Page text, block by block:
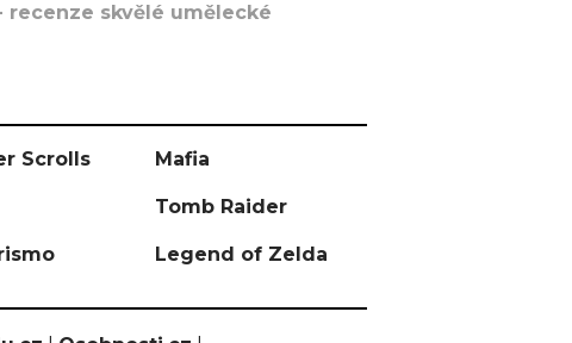
recenze skvělé umělecké
Scrolls Mafia
Tomb Raider
Legend of Zelda